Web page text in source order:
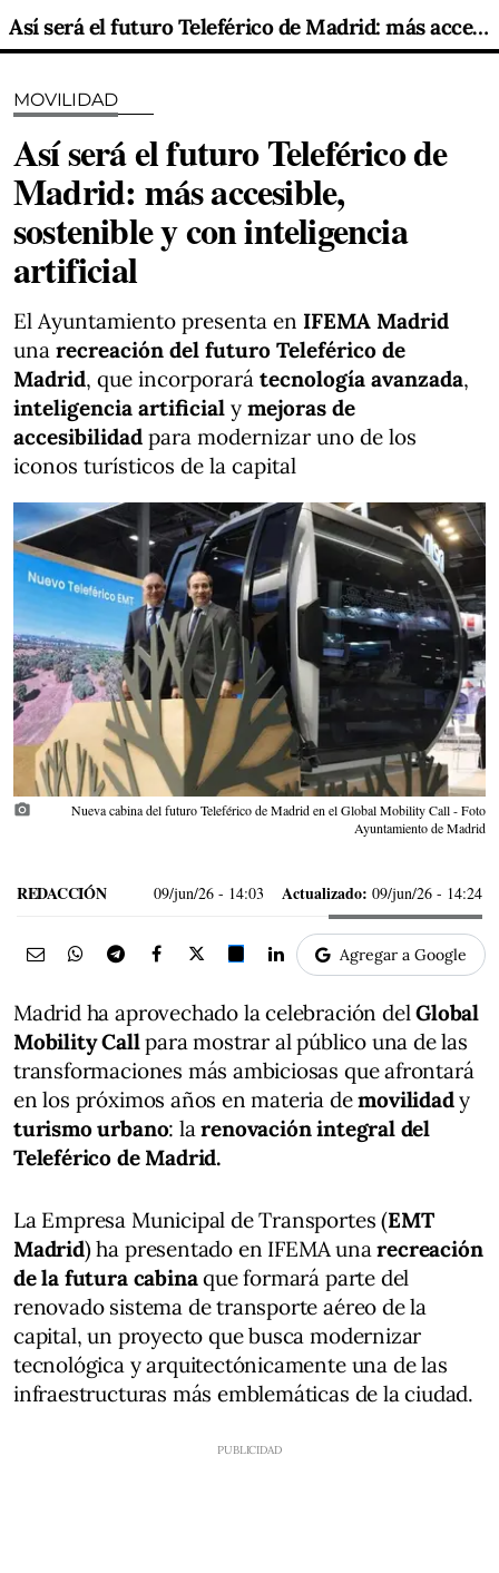
Así será el futuro Teleférico de Madrid: más accesible, sostenible y con inteligencia artificial
MOVILIDAD
Así será el futuro Teleférico de
Madrid: más accesible,
sostenible y con inteligencia
artificial
El Ayuntamiento presenta en IFEMA Madrid
una recreación del futuro Teleférico de
Madrid, que incorporará tecnología avanzada,
inteligencia artificial y mejoras de
accesibilidad para modernizar uno de los
iconos turísticos de la capital
photo_camera
Nueva cabina del futuro Teleférico de Madrid en el Global Mobility Call - Foto
Ayuntamiento de Madrid
REDACCIÓN 09/jun/26 - 14:03 Actualizado: 09/jun/26 - 14:24
Agregar a Google
Madrid ha aprovechado la celebración delGlobal
Mobility Callpara mostrar al público una de las
transformaciones más ambiciosas que afrontará
en los próximos años en materia demovilidady
turismo urbano: larenovación integral del
Teleférico de Madrid.
La Empresa Municipal de Transportes (EMT
Madrid) ha presentado en IFEMA unarecreación
de la futura cabinaque formará parte del
renovado sistema de transporte aéreo de la
capital, un proyecto que busca modernizar
tecnológica y arquitectónicamente una de las
infraestructuras más emblemáticas de la ciudad.